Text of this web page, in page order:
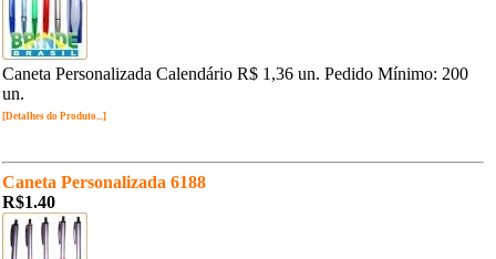
Caneta Personalizada Calendário R$ 1,36 un. Pedido Mínimo: 200
un.
[Detalhes do Produto...]
Caneta Personalizada 6188
R$1.40